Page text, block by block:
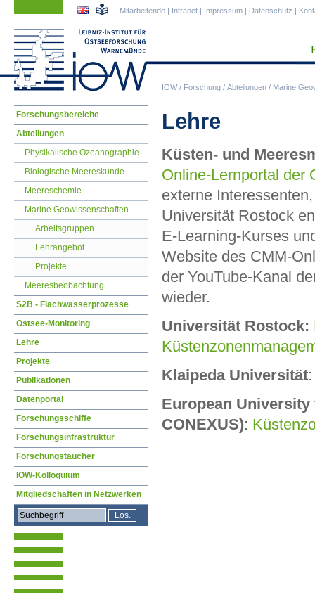
IOW/ Forschung / Abteilungen / Marine
Mitarbeitende | Intranet | Impressum | Datenschutz |
Lehre
Küsten- und
Online-Lernportal der
externe
Universität Rostock
E-Learning-Kurses
Website des CMM-
der YouTube-Kanal
wieder.
Universität Rostock:
Klaipeda Universität
European
CONEXUS):
Navigation
überspringen
Forschungsbereiche
Abteilungen
Physikalische Ozeanographie
Biologische Meereskunde
Meereschemie
Marine Geowissenschaften
Arbeitsgruppen
Lehrangebot
Projekte
Meeresbeobachtung
S2B - Flachwasserprozesse
Ostsee-Monitoring
Lehre
Projekte
Publikationen
Datenportal
Forschungsschiffe
Forschungsinfrastruktur
Forschungstaucher
IOW-Kolloquium
Mitgliedschaften in Netzwerken